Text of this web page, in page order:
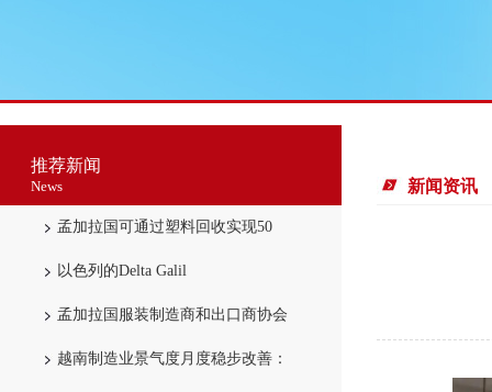
推荐新闻
News
孟加拉国可通过塑料回收实现50
以色列的Delta Galil
孟加拉国服装制造商和出口商协会
越南制造业景气度月度稳步改善：
新闻资讯